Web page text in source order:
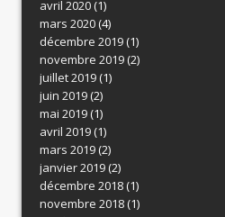
avril 2020(1)
mars 2020(4)
décembre 2019(1)
novembre 2019(2)
juillet 2019(1)
juin 2019(2)
mai 2019(1)
avril 2019(1)
mars 2019(2)
janvier 2019(2)
décembre 2018(1)
novembre 2018(1)